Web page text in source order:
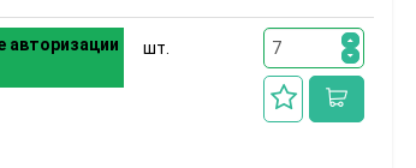
авторизации шт.